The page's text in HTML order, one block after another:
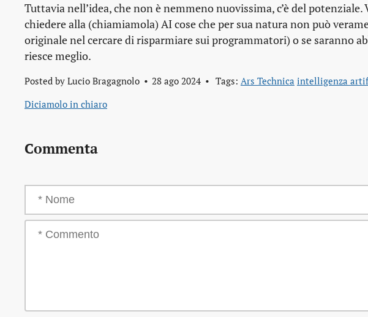
Tuttavia nell’idea, che non è nemmeno nuovissima, c’è del
chiedere alla (chiamiamola) AI cose che per sua natura non può
originale nel cercare di risparmiare sui programmatori) o se saranno
riesce meglio.
Posted by Lucio Bragagnolo 28 ago 2024 Tags: Ars Technica intelligenza
Diciamolo in chiaro
Commenta